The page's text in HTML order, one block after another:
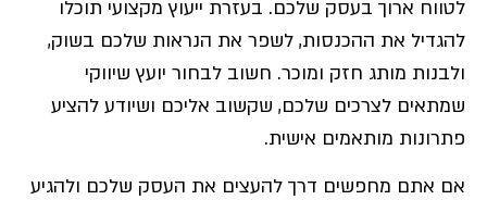
לטווח ארוך בעסק שלכם. בעזרת ייעוץ מקצועי תוכלו
להגדיל את ההכנסות, לשפר את הנראות שלכם בשוק,
ולבנות מותג חזק ומוכר. חשוב לבחור יועץ שיווקי
שמתאים לצרכים שלכם, שקשוב אליכם ושיודע להציע
פתרונות מותאמים אישית.
אם אתם מחפשים דרך להעצים את העסק שלכם ולהגיע